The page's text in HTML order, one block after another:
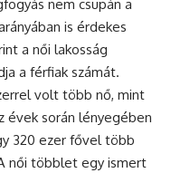
nem csupán a
is érdekes
a női lakosság
a férfiak számát.
volt több nő, mint
évek során lényegében
320 ezer fővel több
női többlet egy ismert